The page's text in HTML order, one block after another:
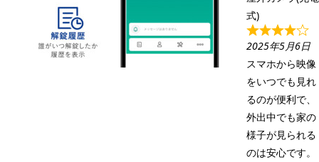
式)
2025年5月6日
スマホから映像
をいつでも見れ
るのが便利で、
外出中でも家の
様子が見られる
のは安心です。